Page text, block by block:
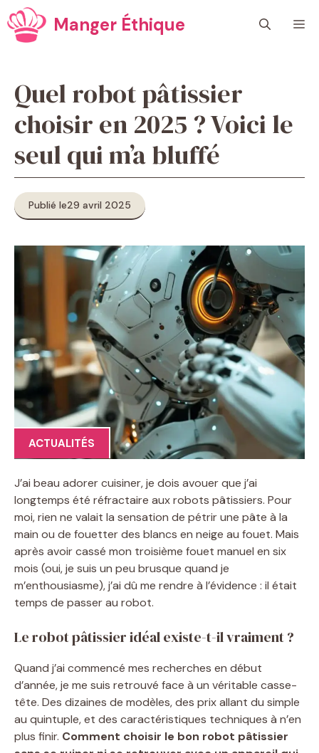
Aller
au
contenu
Manger Éthique
Quel robot pâtissier
choisir en 2025 ? Voici le
seul qui m’a bluffé
Publié le29 avril 2025
ACTUALITÉS
J’ai beau adorer cuisiner, je dois avouer que j’ai
longtemps été réfractaire aux robots pâtissiers. Pour
moi, rien ne valait la sensation de pétrir une pâte à la
main ou de fouetter des blancs en neige au fouet. Mais
après avoir cassé mon troisième fouet manuel en six
mois (oui, je suis un peu brusque quand je
m’enthousiasme), j’ai dû me rendre à l’évidence : il était
temps de passer au robot.
Le robot pâtissier idéal existe-t-il vraiment ?
Quand j’ai commencé mes recherches en début
d’année, je me suis retrouvé face à un véritable casse-
tête. Des dizaines de modèles, des prix allant du simple
au quintuple, et des caractéristiques techniques à n’en
plus finir. Comment choisir le bon robot pâtissier